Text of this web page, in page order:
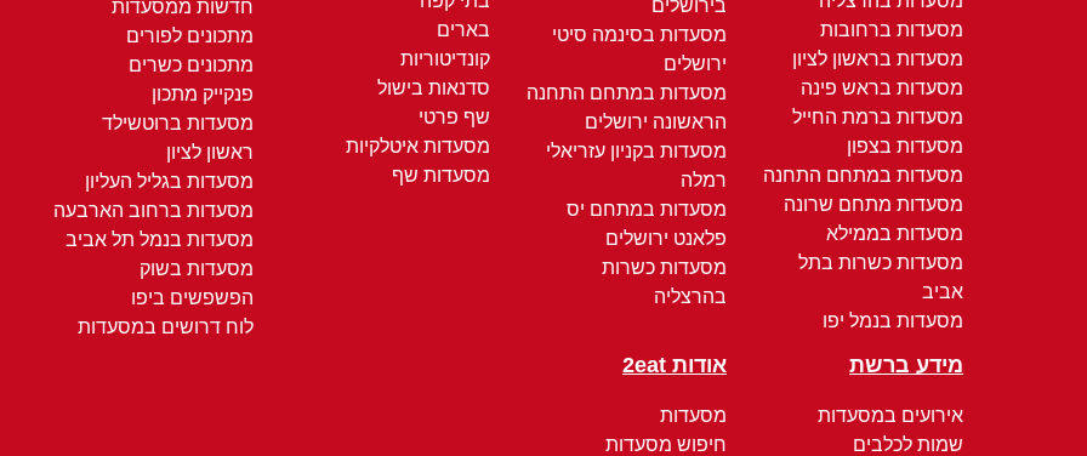
מסעדות ברחובות
מסעדות בראשון לציון
מסעדות בראש פינה
מסעדות ברמת החייל
מסעדות בצפון
מסעדות במתחם התחנה
מסעדות מתחם שרונה
מסעדות בממילא
מסעדות כשרות בתל
אביב
מסעדות בנמל יפו
בירושלים
מסעדות בסינמה סיטי
ירושלים
מסעדות במתחם התחנה
הראשונה ירושלים
מסעדות בקניון עזריאלי
רמלה
מסעדות במתחם יס
פלאנט ירושלים
מסעדות כשרות
בהרצליה
בארים
קונדיטוריות
סדנאות בישול
שף פרטי
מסעדות איטלקיות
מסעדות שף
חדשות ממסעדות
מתכונים לפורים
מתכונים כשרים
פנקייק מתכון
מסעדות ברוטשילד
ראשון לציון
מסעדות בגליל העליון
מסעדות ברחוב הארבעה
מסעדות בנמל תל אביב
מסעדות בשוק
הפשפשים ביפו
לוח דרושים במסעדות
מידע ברשת
אירועים במסעדות
שמות לכלבים
אודות 2eat
מסעדות
חיפוש מסעדות